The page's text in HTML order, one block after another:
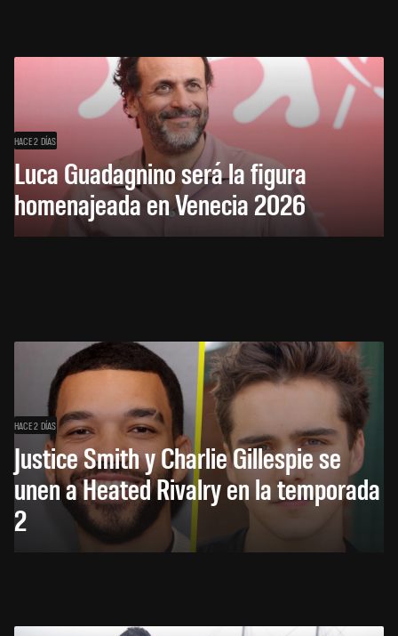
HACE 2 DÍAS
Luca Guadagnino será la figura
homenajeada en Venecia 2026
HACE 2 DÍAS
Justice Smith y Charlie Gillespie se
unen a Heated Rivalry en la temporada
2